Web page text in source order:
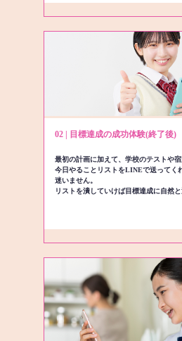
02 | 目標達成の成功体験(終了後)
最初の計画に加えて、学校のテストや
今日やることリストをLINEで送ってく
迷いません。
リストを潰していけば目標達成に自然と